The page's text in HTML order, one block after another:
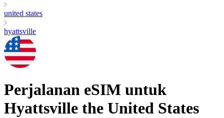
united states
hyattsville
Perjalanan eSIM untuk
Hyattsville the United States